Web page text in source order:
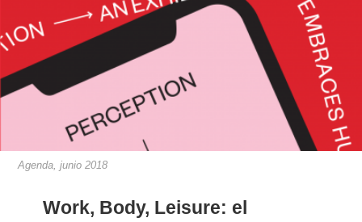
Agenda, junio 2018
Work, Body, Leisure: el